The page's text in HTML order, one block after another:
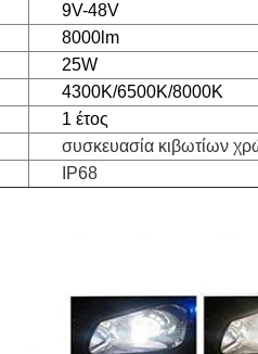
9V-48V
8000lm
25W
4300K/6500K/8000K
1 έτος
συσκευασία κιβωτίων
IP68